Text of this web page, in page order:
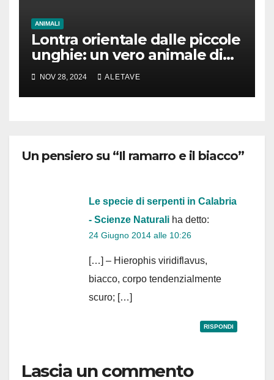
ANIMALI
Lontra orientale dalle piccole
unghie: un vero animale di
cui parlare
NOV 28, 2024 ALETAVE
Un pensiero su “Il ramarro e il biacco”
Le specie di serpenti in Calabria
- Scienze Naturali ha detto:
24 Giugno 2014 alle 10:26
[…] – Hierophis viridiflavus,
biacco, corpo tendenzialmente
scuro; […]
RISPONDI
Lascia un commento